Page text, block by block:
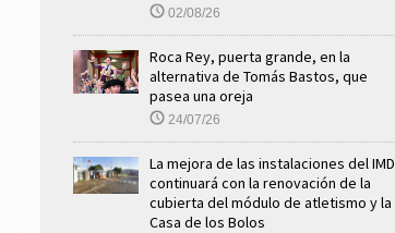
02/08/26
Roca Rey, puerta grande, en la
alternativa de Tomás Bastos, que
pasea una oreja
24/07/26
La mejora de las instalaciones del IMD
continuará con la renovación de la
cubierta del módulo de atletismo y la
Casa de los Bolos